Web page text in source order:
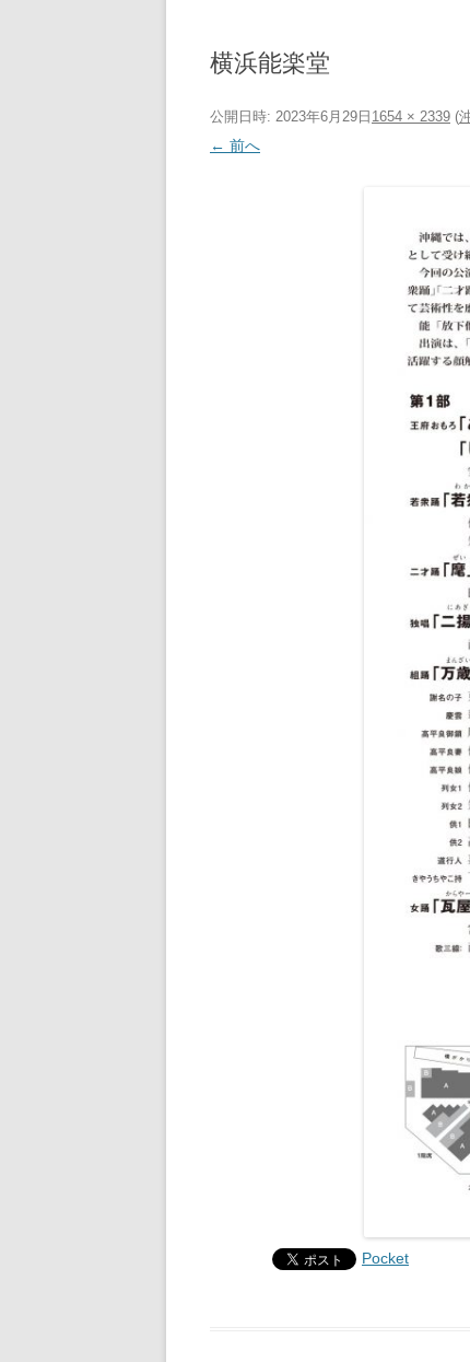
横浜能楽堂
公開日時: 2023年6月29日 1654 × 2339 (
← 前へ
Pocket